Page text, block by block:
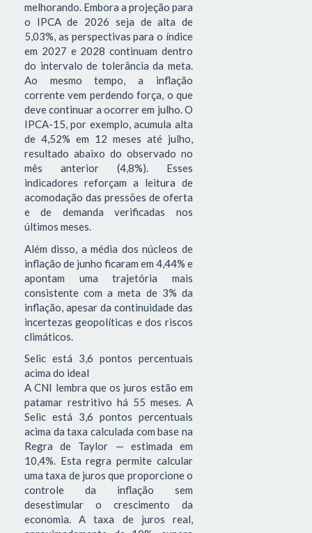
melhorando. Embora a projeção para
o IPCA de 2026 seja de alta de
5,03%, as perspectivas para o índice
em 2027 e 2028 continuam dentro
do intervalo de tolerância da meta.
Ao mesmo tempo, a inflação
corrente vem perdendo força, o que
deve continuar a ocorrer em julho. O
IPCA-15, por exemplo, acumula alta
de 4,52% em 12 meses até julho,
resultado abaixo do observado no
mês anterior (4,8%). Esses
indicadores reforçam a leitura de
acomodação das pressões de oferta
e de demanda verificadas nos
últimos meses.
Além disso, a média dos núcleos de
inflação de junho ficaram em 4,44% e
apontam uma trajetória mais
consistente com a meta de 3% da
inflação, apesar da continuidade das
incertezas geopolíticas e dos riscos
climáticos.
Selic está 3,6 pontos percentuais
acima do ideal
A CNI lembra que os juros estão em
patamar restritivo há 55 meses. A
Selic está 3,6 pontos percentuais
acima da taxa calculada com base na
Regra de Taylor — estimada em
10,4%. Esta regra permite calcular
uma taxa de juros que proporcione o
controle da inflação sem
desestimular o crescimento da
economia. A taxa de juros real,